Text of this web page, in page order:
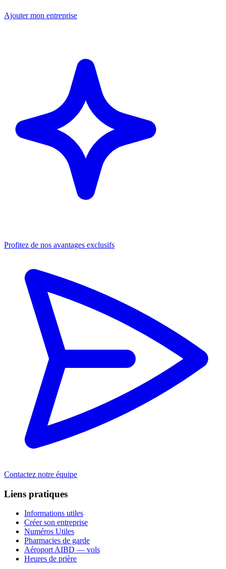
Ajouter mon entreprise
Profitez de nos avantages exclusifs
Contactez notre équipe
Liens pratiques
Informations utiles
Créer son entreprise
Numéros Utiles
Pharmacies de garde
Aéroport AIBD — vols
Heures de prière